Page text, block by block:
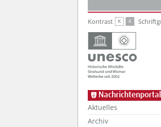
Kontrast K K
Nachrichtenportal
Aktuelles
Archiv